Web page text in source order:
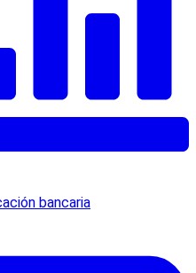
bancaria